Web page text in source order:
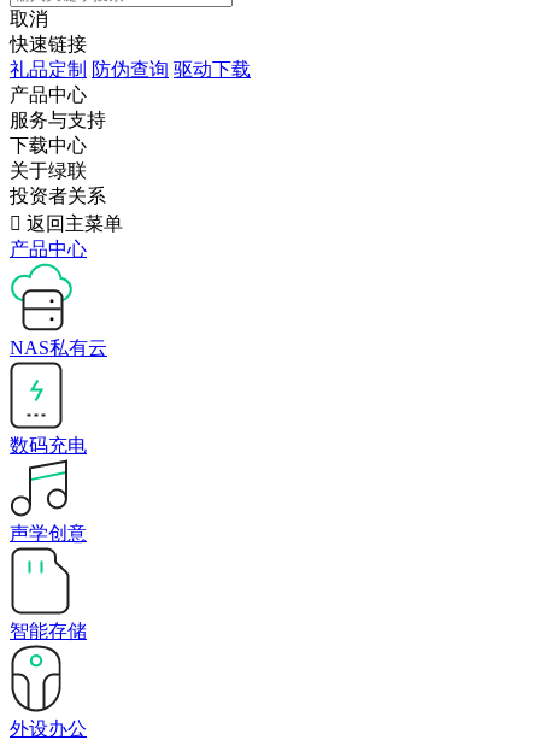
取消
快速链接
礼品定制 防伪查询 驱动下载
产品中心
服务与支持
下载中心
关于绿联
投资者关系
 返回主菜单
产品中心
NAS私有云
数码充电
声学创意
智能存储
外设办公